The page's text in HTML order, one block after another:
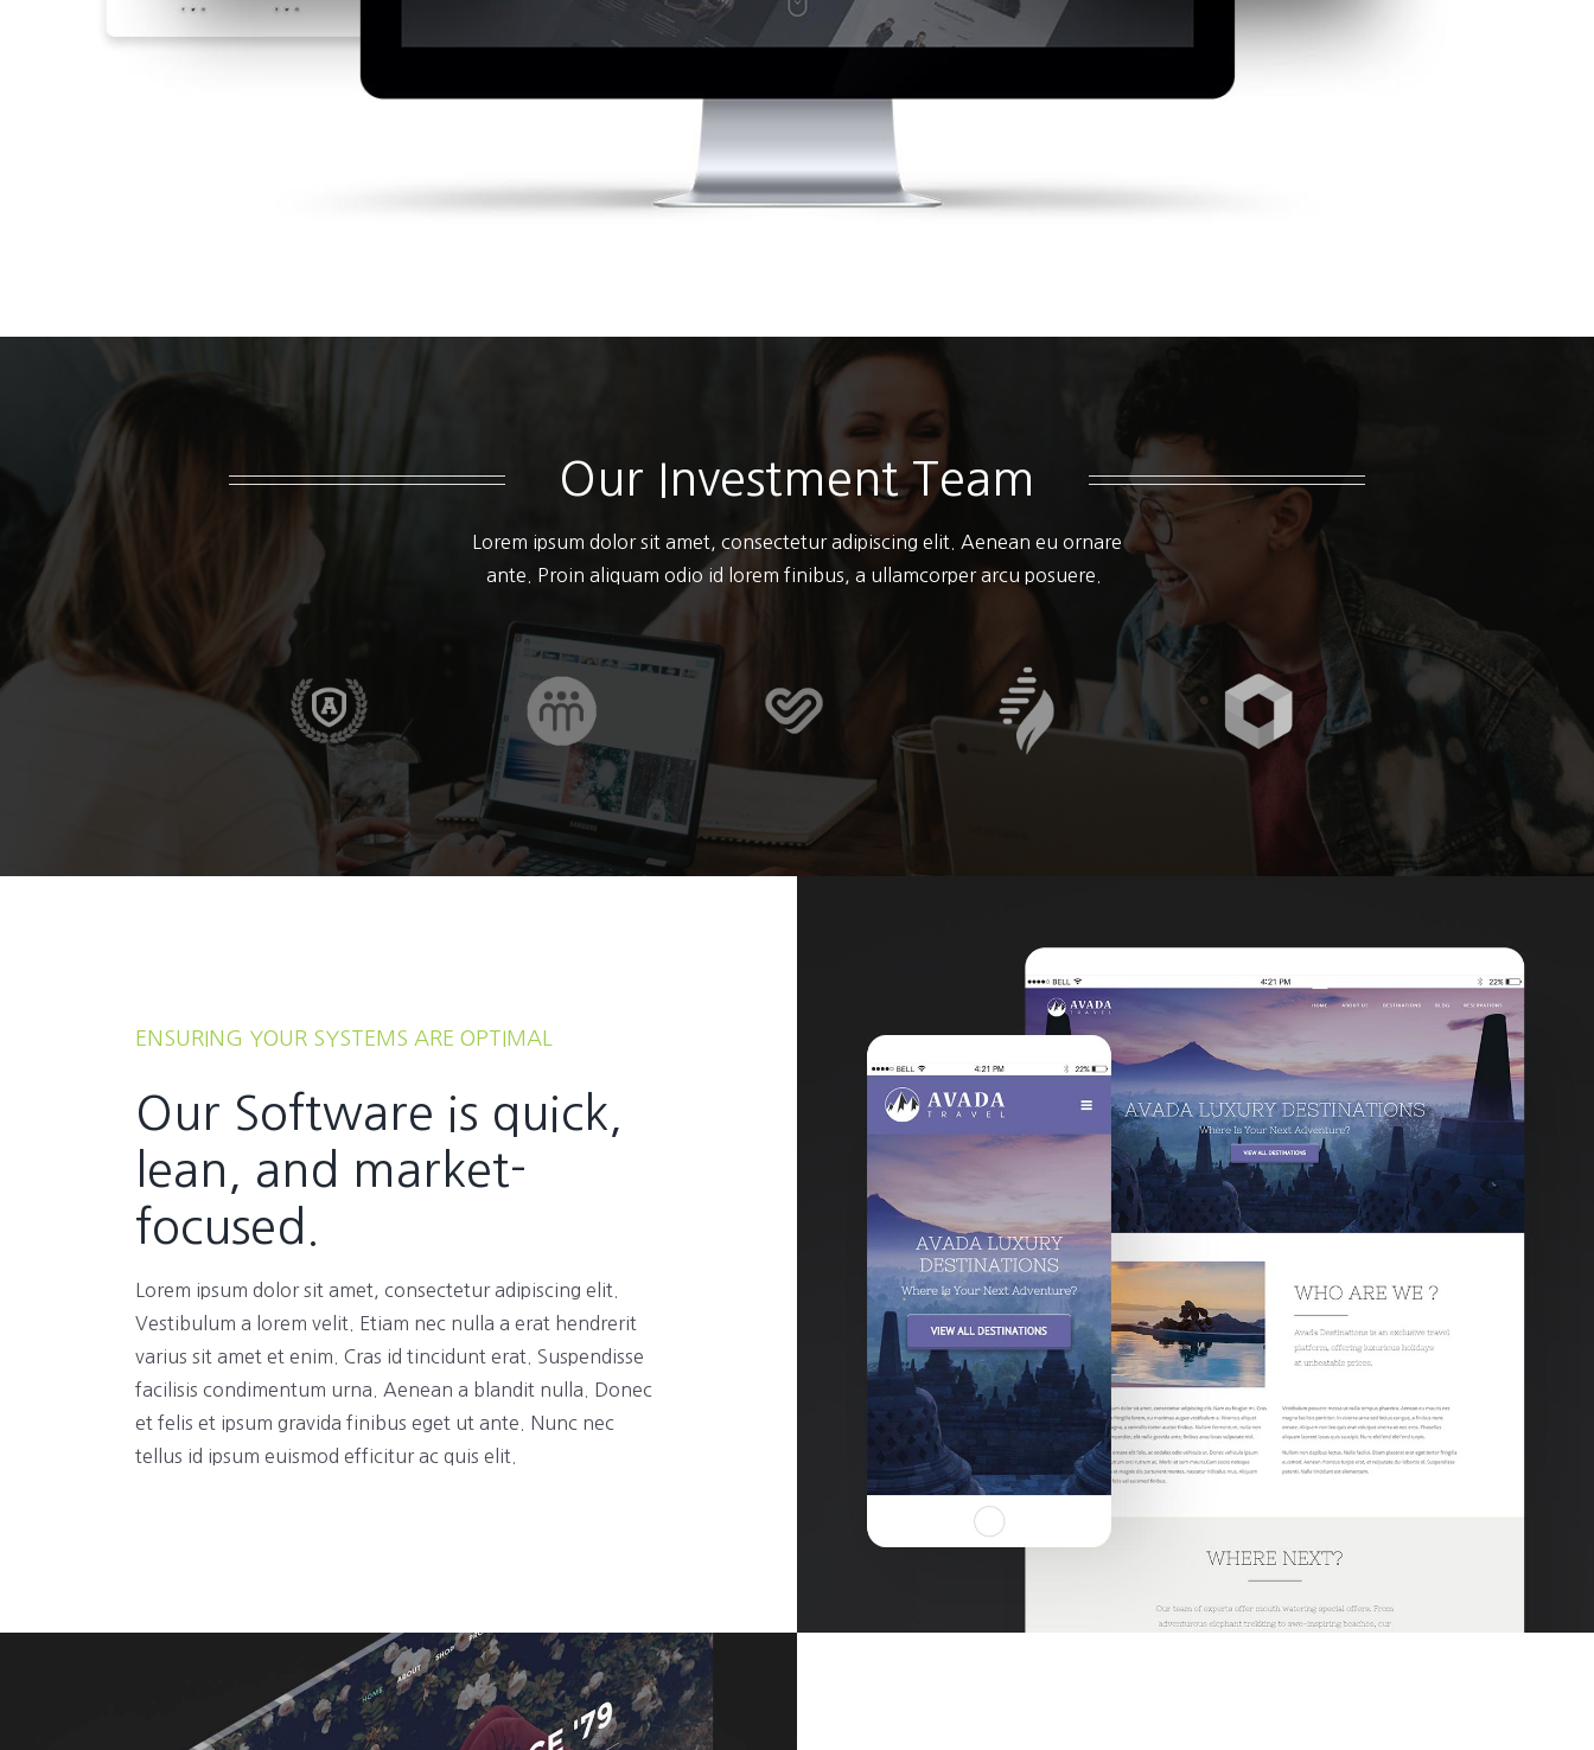
Our Investment Team
Lorem ipsum dolor sit amet, consectetur adipiscing elit. Aenean eu ornare
ante. Proin aliquam odio id lorem finibus, a ullamcorper arcu posuere.
ENSURING YOUR SYSTEMS ARE OPTIMAL
Our Software is quick,
lean, and market-
focused.
Lorem ipsum dolor sit amet, consectetur adipiscing elit.
Vestibulum a lorem velit. Etiam nec nulla a erat hendrerit
varius sit amet et enim. Cras id tincidunt erat. Suspendisse
facilisis condimentum urna. Aenean a blandit nulla. Donec
et felis et ipsum gravida finibus eget ut ante. Nunc nec
tellus id ipsum euismod efficitur ac quis elit.